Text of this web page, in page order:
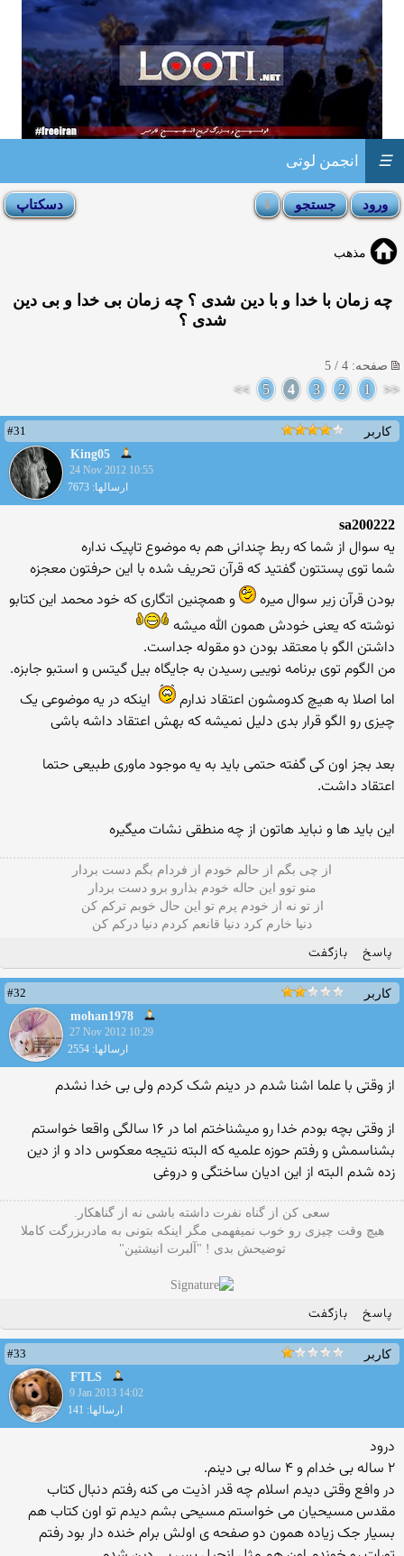
انجمن لوتی ☰
مذهب
چه زمان با خدا و با دین شدی ؟ چه زمان بی خدا و بی دین
شدی ؟
صفحه: 4 / 5
<<
1
2
3
4
5
>>
کاربر
#31
King05
24 Nov 2012 10:55
ارسالها: 7673
sa200222
یه سوال از شما که ربط چندانی هم به موضوع تاپیک نداره
شما توی پستتون گفتید که قرآن تحریف شده با این حرفتون معجزه
بودن قرآن زیر سوال میره
و همچنین اتگاری که خود محمد این کتابو
نوشته که یعنی خودش همون الله میشه
داشتن الگو با معتقد بودن دو مقوله جداست.
من الگوم توی برنامه نوییی رسیدن به جایگاه بیل گیتس و استبو جابزه.
اما اصلا به هیچ کدومشون اعتقاد ندارم
اینکه در یه موضوعی یک
چیزی رو الگو قرار بدی دلیل نمیشه که بهش اعتقاد داشه باشی
بعد بجز اون کی گفته حتمی باید به یه موجود ماوری طبیعی حتما
اعتقاد داشت.
این باید ها و نباید هاتون از چه منطقی نشات میگیره
از چی بگم از حالم خودم از فردام بگم دست بردار
منو توو این حاله خودم بذارو برو دست بردار
از تو نه از خودم پرم تو این حال خوبم ترکم کن
دنیا خارم کرد دنیا قانعم کردم دنیا درکم کن
پاسخ بازگفت
کاربر
#32
mohan1978
27 Nov 2012 10:29
ارسالها: 2554
از وقتی با علما اشنا شدم در دینم شک کردم ولی بی خدا نشدم
از وقتی بچه بودم خدا رو میشناختم اما در ۱۶ سالگی واقعا خواستم
بشناسمش و رفتم حوزه علمیه که البته نتیجه معکوس داد و از دین
زده شدم البته از این ادیان ساختگی و دروغی
سعی کن از گناه نفرت داشته باشی نه از گناهکار.
هیچ وقت چیزی رو خوب نمیفهمی مگر اینکه بتونی به مادربزرگت کاملا
توضیحش بدی ! "آلبرت انیشتین"
پاسخ بازگفت
کاربر
#33
FTLS
9 Jan 2013 14:02
ارسالها: 141
درود
۲ ساله بی خدام و ۴ ساله بی دینم.
در وافع وقتی دیدم اسلام چه قدر اذیت می کنه رفتم دنبال کتاب
مقدس مسیحیان می خواستم مسیحی بشم دیدم تو اون کتاب هم
بسیار جک زیاده همون دو صفحه ی اولش برام خنده دار بود رفتم